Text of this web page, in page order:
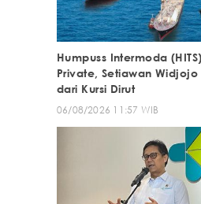
Humpuss Intermoda
Private, Setiawan Widjojo
dari Kursi Dirut
06/08/2026 11:57 WIB